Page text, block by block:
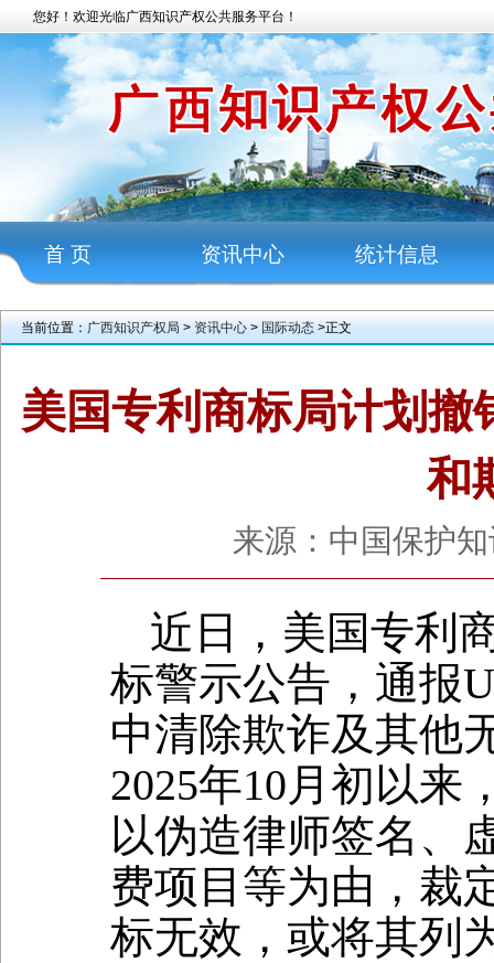
您好！欢迎光临广西知识产权公共服务平台！
首 页 资讯中心 统计信息
当前位置： 广西知识产权局 > 资讯中心 > 国际动态 >正文
美国专利商标局计划
和
来源：中国保护
近日，美国专利
标警示公告，通报
中清除欺诈及其他
2025年10月初以来
以伪造律师签名、
费项目等为由，裁
标无效，或将其列